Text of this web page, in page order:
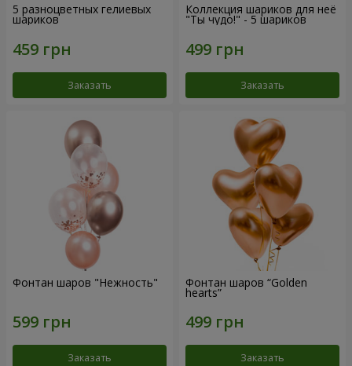
5 разноцветных гелиевых
шариков
Заказать
Коллекция шариков для неё
"Ты чудо!" - 5 шариков
Заказать
Фонтан шаров "Нежность"
Заказать
Фонтан шаров “Golden
hearts”
Заказать